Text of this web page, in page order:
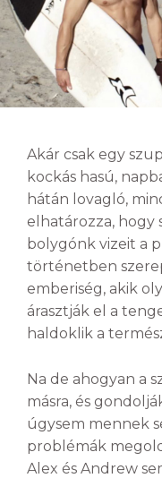
Akár csak egy
kockás hasú,
hátán lovagló,
elhatározza, hogy
bolygónk vizeit a
történetben
emberiség, akik
árasztják el a
haldoklik a
Na de ahogyan a
másra, és
úgysem mennek
problémák
Alex és Andrew